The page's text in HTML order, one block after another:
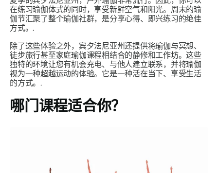
在练习瑜伽体式的同时，享受新鲜空气和阳光。周末的瑜
伽节汇聚了整个瑜伽社群，是分享心得、即兴练习的绝佳
方式。.
除了这些体验之外，宾夕法尼亚州还提供将瑜伽与冥想、
徒步旅行甚至家庭瑜伽课程相结合的静修和工作坊。这些
独特的环境让您有机会充电、与他人建立联系，并将瑜伽
视为一种超越运动的体验。它是一种活在当下、享受生活
的方式。.
哪门课程适合你？